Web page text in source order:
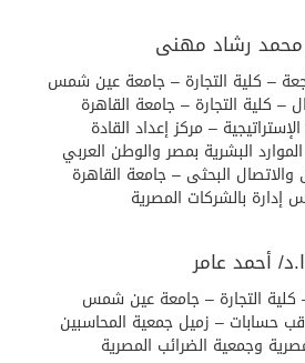
رشاد مهنى
– كلية التجارة – جامعة عين شمس
– كلية التجارة – جامعة القاهرة
– مركز إعداد القادة
البشرية بمصر والوطن العربي
البحثى – جامعة القاهرة
بالشركات المصرية
ا.د/ أحمد عامر
كلية التجارة – جامعة عين شمس
حسابات – زميل جمعية المحاسبين
وجمعية الضرائب المصرية